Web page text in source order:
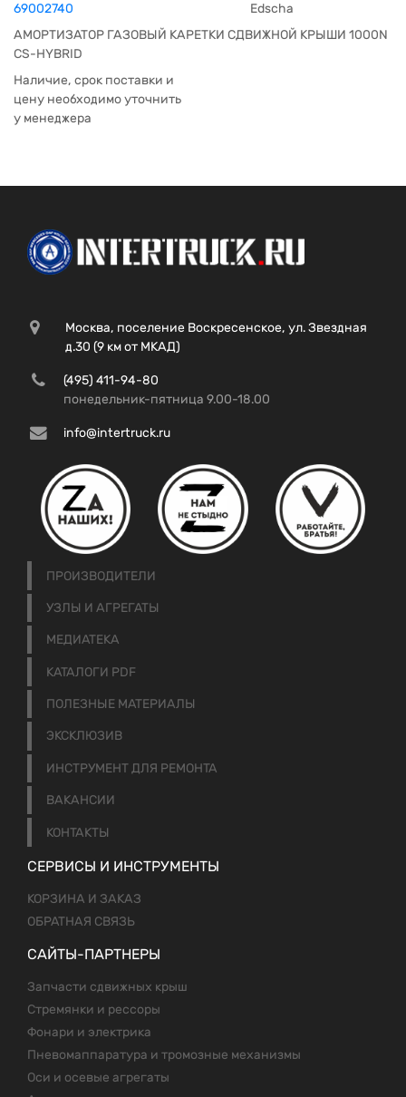
69002740
Edscha
АМОРТИЗАТОР ГАЗОВЫЙ КАРЕТКИ СДВИЖНОЙ КРЫШИ 1000N
CS-HYBRID
Наличие, срок поставки и
цену необходимо уточнить
у менеджера
Москва, поселение Воскресенское, ул. Звездная
д.30 (9 км от МКАД)
(495) 411-94-80
понедельник-пятница 9.00-18.00
info@intertruck.ru
ПРОИЗВОДИТЕЛИ
УЗЛЫ И АГРЕГАТЫ
МЕДИАТЕКА
КАТАЛОГИ PDF
ПОЛЕЗНЫЕ МАТЕРИАЛЫ
ЭКСКЛЮЗИВ
ИНСТРУМЕНТ ДЛЯ РЕМОНТА
ВАКАНСИИ
КОНТАКТЫ
СЕРВИСЫ И ИНСТРУМЕНТЫ
КОРЗИНА И ЗАКАЗ
ОБРАТНАЯ СВЯЗЬ
САЙТЫ-ПАРТНЕРЫ
Запчасти сдвижных крыш
Стремянки и рессоры
Фонари и электрика
Пневомаппаратура и тромозные механизмы
Оси и осевые агрегаты